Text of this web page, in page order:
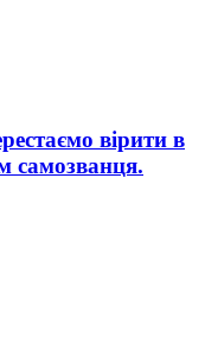
вірити в
самозванця.